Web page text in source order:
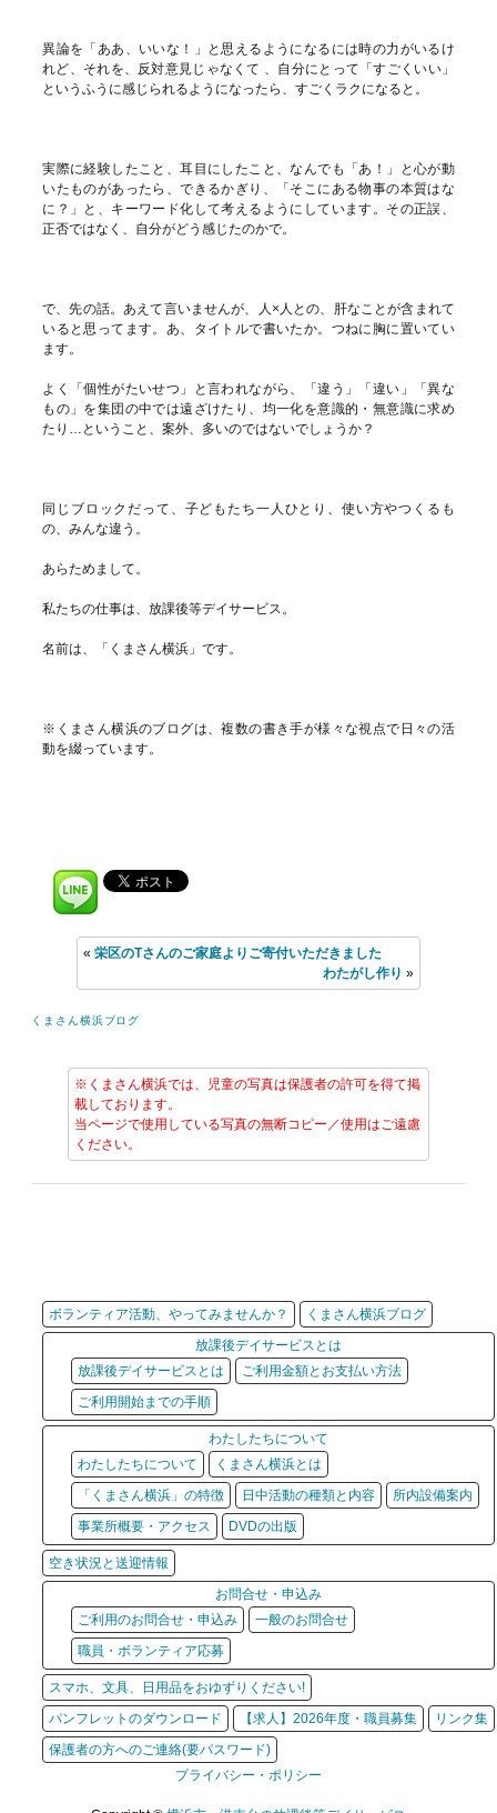
異論を「ああ、いいな！」と思えるようになるには時の力がいるけ
れど、それを、反対意見じゃなくて 、自分にとって「すごくいい」
というふうに感じられるようになったら、すごくラクになると。
実際に経験したこと、耳目にしたこと、なんでも「あ！」と心が動
いたものがあったら、できるかぎり、「そこにある物事の本質はな
に？」と、キーワード化して考えるようにしています。その正誤、
正否ではなく、自分がどう感じたのかで。
で、先の話。あえて言いませんが、人×人との、肝なことが含まれて
いると思ってます。あ、タイトルで書いたか。つねに胸に置いてい
ます。
よく「個性がたいせつ」と言われながら、「違う」「違い」「異な
もの」を集団の中では遠ざけたり、均一化を意識的・無意識に求め
たり…ということ、案外、多いのではないでしょうか？
同じブロックだって、子どもたち一人ひとり、使い方やつくるも
の、みんな違う。
あらためまして。
私たちの仕事は、放課後等デイサービス。
名前は、「くまさん横浜」です。
※くまさん横浜のブログは、複数の書き手が様々な視点で日々の活
動を綴っています。
«栄区のTさんのご家庭よりご寄付いただきました
わたがし作り »
くまさん横浜ブログ
※くまさん横浜では、児童の写真は保護者の許可を得て掲
載しております。
当ページで使用している写真の無断コピー／使用はご遠慮
ください。
ボランティア活動、やってみませんか？
くまさん横浜ブログ
放課後デイサービスとは
放課後デイサービスとは
ご利用金額とお支払い方法
ご利用開始までの手順
わたしたちについて
わたしたちについて
くまさん横浜とは
「くまさん横浜」の特徴
日中活動の種類と内容
所内設備案内
事業所概要・アクセス
DVDの出版
空き状況と送迎情報
お問合せ・申込み
ご利用のお問合せ・申込み
一般のお問合せ
職員・ボランティア応募
スマホ、文具、日用品をおゆずりください!
パンフレットのダウンロード
【求人】2026年度・職員募集
リンク集
保護者の方へのご連絡(要パスワード)
プライバシー・ポリシー